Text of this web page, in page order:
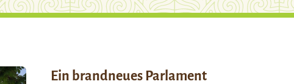
Ein brandneues Parlament